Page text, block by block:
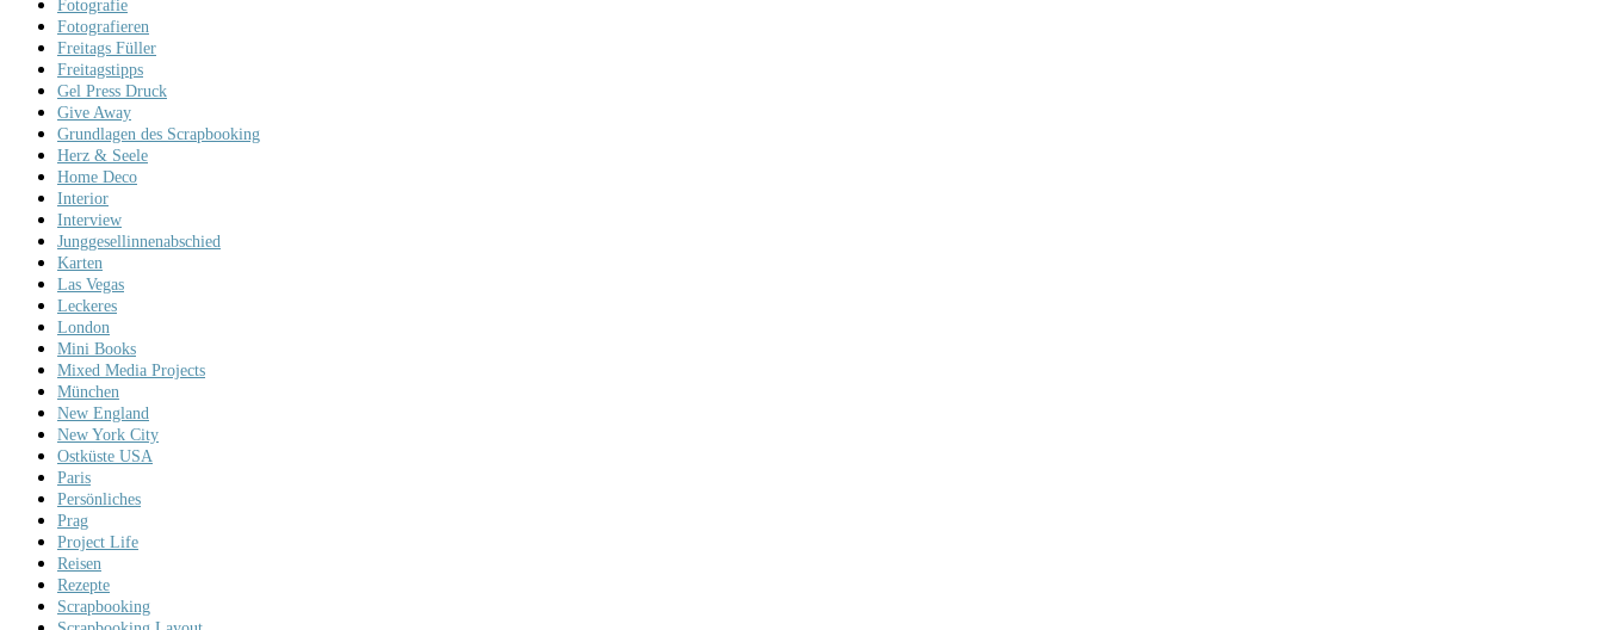
Fotografie
Fotografieren
Freitags Füller
Freitagstipps
Gel Press Druck
Give Away
Grundlagen des Scrapbooking
Herz & Seele
Home Deco
Interior
Interview
Junggesellinnenabschied
Karten
Las Vegas
Leckeres
London
Mini Books
Mixed Media Projects
München
New England
New York City
Ostküste USA
Paris
Persönliches
Prag
Project Life
Reisen
Rezepte
Scrapbooking